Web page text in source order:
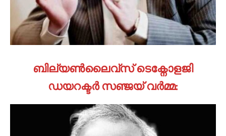
ബില്യണ്‍ലൈവ്സ് ടെക്നോളജി
ഡയറക്ടര്‍ സഞ്ജയ് വര്‍മ്മ: